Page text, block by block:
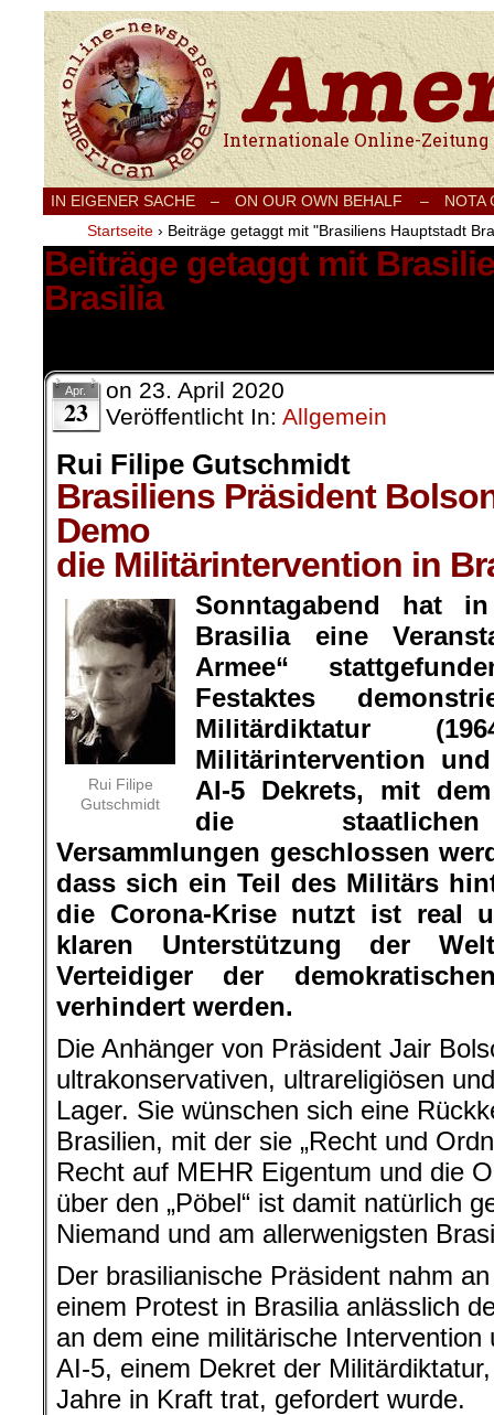
Internationale Onlinezeitung für Frieden,
IN EIGENER SACHE – ON OUR OWN BEHALF –
NOTA
Startseite › Beiträge getaggt mit "Brasiliens Hauptstadt
Beiträge getaggt mit
Brasilia
Apr.
23
on 23. April 2020
Veröffentlicht In: Allgemein
Rui Filipe Gutschmidt
Brasiliens Präsident
Demo
die Militärintervention in
Rui Filipe
Gutschmidt
Sonntagabend hat
Brasilia eine
Armee“
Festaktes
Militärdiktatur
Militärintervention
AI-5 Dekrets, mit
die staatlichen
Versammlungen geschlossen
dass sich ein Teil des Militärs
die Corona-Krise nutzt ist real
klaren Unterstützung der
Verteidiger der
verhindert werden.
Die Anhänger von Präsident Jair
ultrakonservativen, ultrareligiösen
Lager. Sie wünschen sich eine
Brasilien, mit der sie „Recht und
Recht auf MEHR Eigentum und die
über den „Pöbel“ ist damit natürlich
Niemand und am allerwenigsten
Der brasilianische Präsident nahm
einem Protest in Brasilia anlässlich
an dem eine militärische
AI-5, einem Dekret der
Jahre in Kraft trat, gefordert wurde.